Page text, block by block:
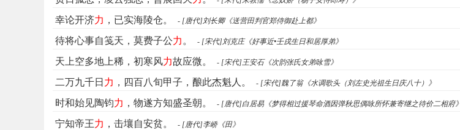
幸论开济力 ，已实海陵仓。 - [唐代]刘长卿《送营田判官郑侍御赴上都》
待将心事自笺天，莫费子公力 。 - [宋代]刘克庄《好事近•壬戌生日和居厚弟》
天上空多地上稀，初寒风力故应微。 - [宋代]王安石《次韵张氏女弟咏雪》
二万九千日 力 ，四百八旬甲子，酿此杰魁人。 - [宋代]魏了翁《水调歌头（刘左史光祖生日庆八十）》
时和始见陶钧力 ，物遂方知盛圣朝。 - [唐代]白居易《梦得相过援琴命酒因弹秋思偶咏所怀兼寄继之待价二相府》
宁知帝王力 ，击壤自安贫。 - [唐代]李峤《田》